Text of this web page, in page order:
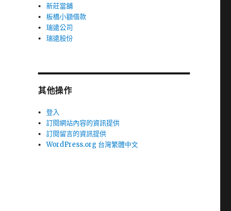
新莊當舖
板橋小額借款
瑞遠公司
瑞遠股份
其他操作
登入
訂閱網站內容的資訊提供
訂閱留言的資訊提供
WordPress.org 台灣繁體中文